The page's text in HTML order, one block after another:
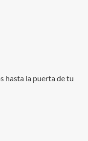
hasta la puerta de tu